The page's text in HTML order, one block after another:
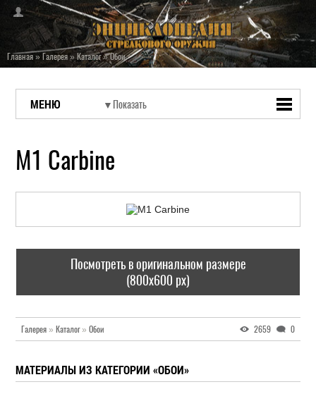
Главная»Галерея»Каталог»Обои
МЕНЮ
M1 Carbine
Посмотреть в оригинальном размере
(800x600 px)
Галерея » Каталог» Обои 2659 0
МАТЕРИАЛЫ ИЗ КАТЕГОРИИ «ОБОИ»